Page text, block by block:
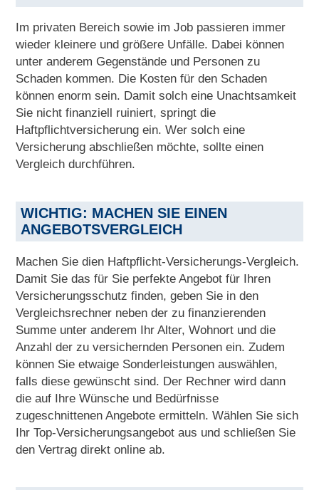
Im privaten Bereich sowie im Job passieren immer
wieder kleinere und größere Unfälle. Dabei können
unter anderem Gegenstände und Personen zu
Schaden kommen. Die Kosten für den Schaden
können enorm sein. Damit solch eine Unachtsamkeit
Sie nicht finanziell ruiniert, springt die
Haftpflichtversicherung ein. Wer solch eine
Versicherung abschließen möchte, sollte einen
Vergleich durchführen.
WICHTIG: MACHEN SIE EINEN
ANGEBOTSVERGLEICH
Machen Sie dien Haftpflicht-Versicherungs-Vergleich.
Damit Sie das für Sie perfekte Angebot für Ihren
Versicherungsschutz finden, geben Sie in den
Vergleichsrechner neben der zu finanzierenden
Summe unter anderem Ihr Alter, Wohnort und die
Anzahl der zu versichernden Personen ein. Zudem
können Sie etwaige Sonderleistungen auswählen,
falls diese gewünscht sind. Der Rechner wird dann
die auf Ihre Wünsche und Bedürfnisse
zugeschnittenen Angebote ermitteln. Wählen Sie sich
Ihr Top-Versicherungsangebot aus und schließen Sie
den Vertrag direkt online ab.